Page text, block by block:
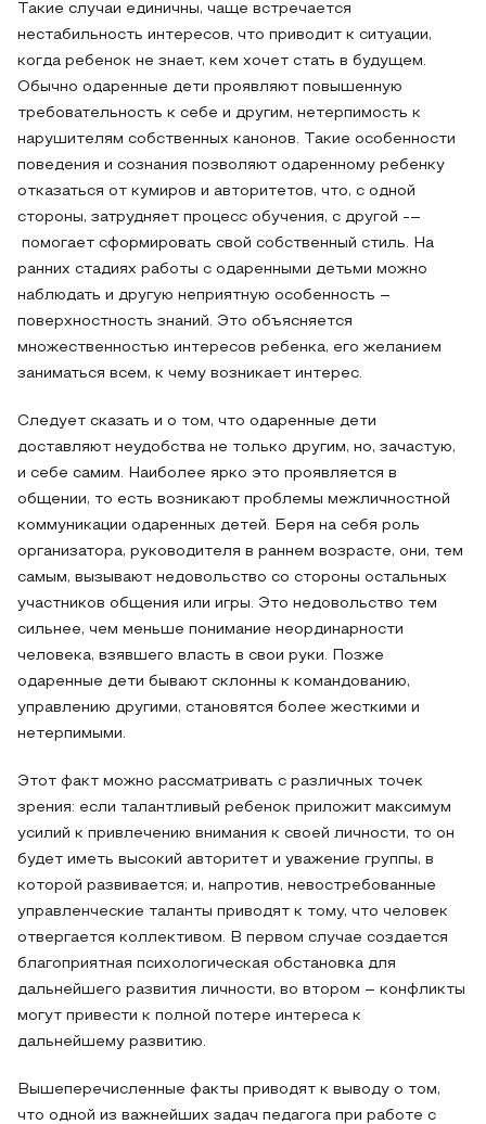
Такие случаи единичны, чаще встречается
нестабильность интересов, что приводит к ситуации,
когда ребенок не знает, кем хочет стать в будущем.
Обычно одаренные дети проявляют повышенную
требовательность к себе и другим, нетерпимость к
нарушителям собственных канонов. Такие особенности
поведения и сознания позволяют одаренному ребенку
отказаться от кумиров и авторитетов, что, с одной
стороны, затрудняет процесс обучения, с другой -–
помогает сформировать свой собственный стиль. На
ранних стадиях работы с одаренными детьми можно
наблюдать и другую неприятную особенность –
поверхностность знаний. Это объясняется
множественностью интересов ребенка, его желанием
заниматься всем, к чему возникает интерес.
Следует сказать и о том, что одаренные дети
доставляют неудобства не только другим, но, зачастую,
и себе самим. Наиболее ярко это проявляется в
общении, то есть возникают проблемы межличностной
коммуникации одаренных детей. Беря на себя роль
организатора, руководителя в раннем возрасте, они, тем
самым, вызывают недовольство со стороны остальных
участников общения или игры. Это недовольство тем
сильнее, чем меньше понимание неординарности
человека, взявшего власть в свои руки. Позже
одаренные дети бывают склонны к командованию,
управлению другими, становятся более жесткими и
нетерпимыми.
Этот факт можно рассматривать с различных точек
зрения: если талантливый ребенок приложит максимум
усилий к привлечению внимания к своей личности, то он
будет иметь высокий авторитет и уважение группы, в
которой развивается; и, напротив, невостребованные
управленческие таланты приводят к тому, что человек
отвергается коллективом. В первом случае создается
благоприятная психологическая обстановка для
дальнейшего развития личности, во втором – конфликты
могут привести к полной потере интереса к
дальнейшему развитию.
Вышеперечисленные факты приводят к выводу о том,
что одной из важнейших задач педагога при работе с